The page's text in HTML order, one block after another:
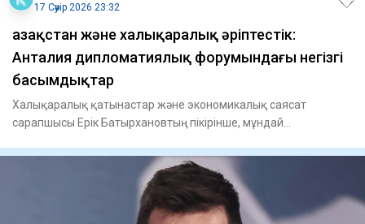
17 Сәуір 2026 23:32
Қазақстан және халықаралық әріптестік:
Анталия дипломатиялық форумындағы негізгі
басымдықтар
Халықаралық қатынастар және экономикалық саясат
сарапшысы Ерік Батырхановтың пікірінше, мұндай